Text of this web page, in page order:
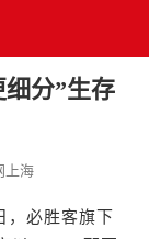
分”生存
上海
必胜客旗下